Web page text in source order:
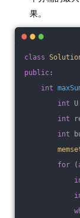
果。
class
public :
int
int
int
int
for (